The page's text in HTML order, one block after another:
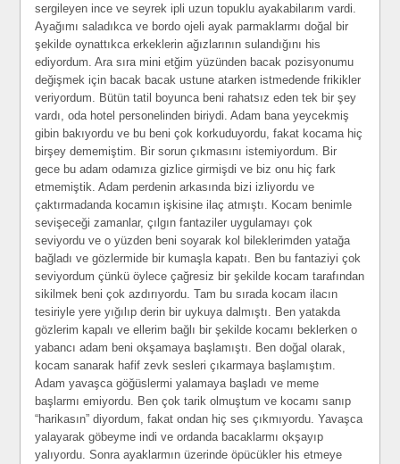
sergileyen ince ve seyrek ipli uzun topuklu ayakabilarım vardi.
Ayağımı saladıkca ve bordo ojeli ayak parmaklarmı doğal bir
şekilde oynattıkca erkeklerin ağızlarının sulandığını his
ediyordum. Ara sıra mini etğim yüzünden bacak pozisyonumu
değişmek için bacak bacak ustune atarken istmedende frikikler
veriyordum. Bütün tatil boyunca beni rahatsız eden tek bir şey
vardı, oda hotel personelinden biriydi. Adam bana yeycekmiş
gibin bakıyordu ve bu beni çok korkuduyordu, fakat kocama hiç
birşey dememiştim. Bir sorun çıkmasını istemiyordum. Bir
gece bu adam odamıza gizlice girmişdi ve biz onu hiç fark
etmemiştik. Adam perdenin arkasında bizi izliyordu ve
çaktırmadanda kocamın işkisine ilaç atmıştı. Kocam benimle
sevişeceği zamanlar, çılgın fantaziler uygulamayı çok
seviyordu ve o yüzden beni soyarak kol bileklerimden yatağa
bağladı ve gözlermide bir kumaşla kapatı. Ben bu fantaziyi çok
seviyordum çünkü öylece çağresiz bir şekilde kocam tarafından
sikilmek beni çok azdırıyordu. Tam bu sırada kocam ilacın
tesiriyle yere yığılıp derin bir uykuya dalmıştı. Ben yatakda
gözlerim kapalı ve ellerim bağlı bir şekilde kocamı beklerken o
yabancı adam beni okşamaya başlamıştı. Ben doğal olarak,
kocam sanarak hafif zevk sesleri çıkarmaya başlamıştım.
Adam yavaşca göğüslermi yalamaya başladı ve meme
başlarmı emiyordu. Ben çok tarik olmuştum ve kocamı sanıp
“harikasın” diyordum, fakat ondan hiç ses çıkmıyordu. Yavaşca
yalayarak göbeyme indi ve ordanda bacaklarmı okşayıp
yalıyordu. Sonra ayaklarmın üzerinde öpücükler his etmeye